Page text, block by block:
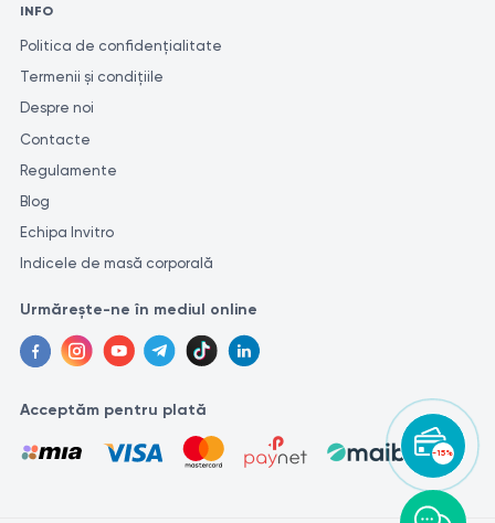
-15%
INFO
Politica de confidențialitate
Termenii și condițiile
Despre noi
Contacte
Regulamente
Blog
Echipa Invitro
Indicele de masă corporală
Urmărește-ne în mediul online
Acceptăm pentru plată